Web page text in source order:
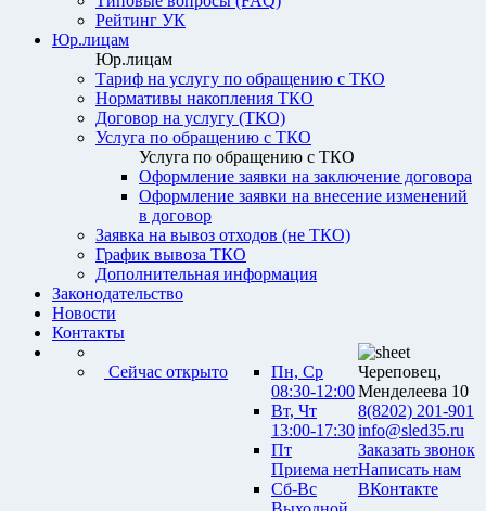
Рейтинг УК
Юр.лицам
Юр.лицам
Тариф на услугу по обращению с ТКО
Нормативы накопления ТКО
Договор на услугу (ТКО)
Услуга по обращению с ТКО
Услуга по обращению с ТКО
Оформление заявки на заключение договора
Оформление заявки на внесение изменений
в договор
Заявка на вывоз отходов (не ТКО)
График вывоза ТКО
Дополнительная информация
Законодательство
Новости
Контакты
Сейчас открыто
Пн, Ср
08:30-12:00
Вт, Чт
13:00-17:30
Пт
Приема нет
Сб-Вс
Череповец,
Менделеева 10
8(8202) 201-901
info@sled35.ru
Заказать звонок
Написать нам
ВКонтакте